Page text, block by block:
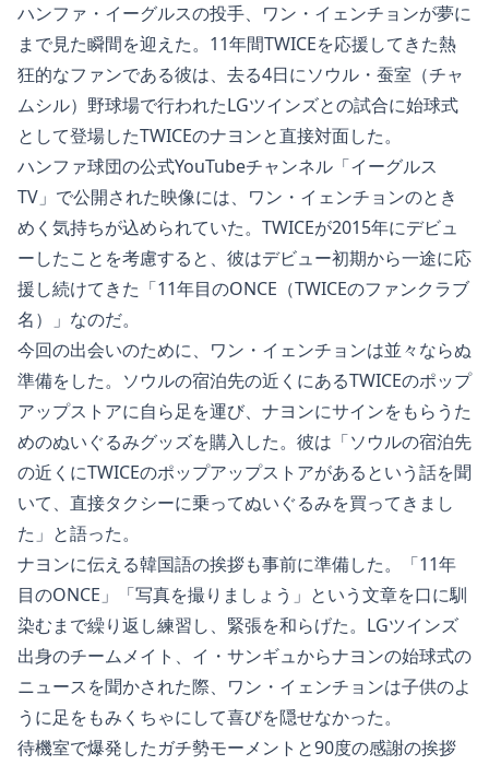
ハンファ・イーグルスの投手、ワン・イェンチョンが夢に
まで見た瞬間を迎えた。11年間TWICEを応援してきた熱
狂的なファンである彼は、去る4日にソウル・蚕室（チャ
ムシル）野球場で行われたLGツインズとの試合に始球式
として登場したTWICEのナヨンと直接対面した。
ハンファ球団の公式YouTubeチャンネル「イーグルス
TV」で公開された映像には、ワン・イェンチョンのとき
めく気持ちが込められていた。TWICEが2015年にデビュ
ーしたことを考慮すると、彼はデビュー初期から一途に応
援し続けてきた「11年目のONCE（TWICEのファンクラブ
名）」なのだ。
今回の出会いのために、ワン・イェンチョンは並々ならぬ
準備をした。ソウルの宿泊先の近くにあるTWICEのポップ
アップストアに自ら足を運び、ナヨンにサインをもらうた
めのぬいぐるみグッズを購入した。彼は「ソウルの宿泊先
の近くにTWICEのポップアップストアがあるという話を聞
いて、直接タクシーに乗ってぬいぐるみを買ってきまし
た」と語った。
ナヨンに伝える韓国語の挨拶も事前に準備した。「11年
目のONCE」「写真を撮りましょう」という文章を口に馴
染むまで繰り返し練習し、緊張を和らげた。LGツインズ
出身のチームメイト、イ・サンギュからナヨンの始球式の
ニュースを聞かされた際、ワン・イェンチョンは子供のよ
うに足をもみくちゃにして喜びを隠せなかった。
待機室で爆発したガチ勢モーメントと90度の感謝の挨拶